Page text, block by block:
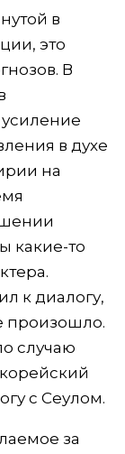
в
это
В
в духе
на
какие-то
к диалогу,
произошло.
случаю
с Сеулом.
за